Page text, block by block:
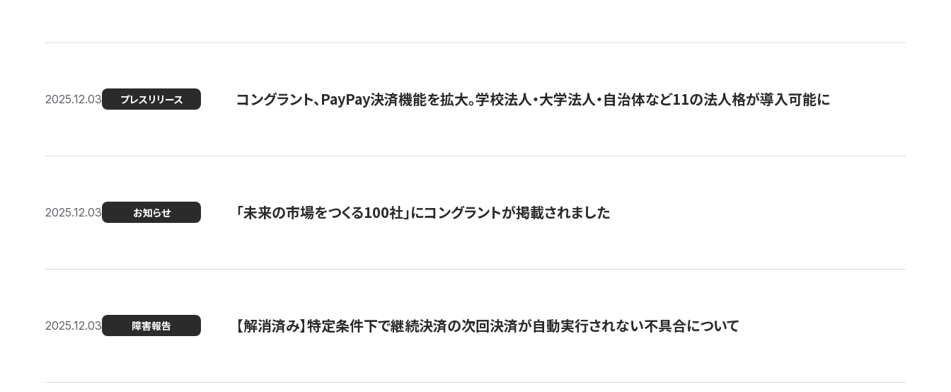
2025.12.03 プレスリリース コングラント、PayPay決済機能を拡大。学校法人・大学法人・自治体など11の法人格が導入可能に
2025.12.03 お知らせ 「未来の市場をつくる100社」にコングラントが掲載されました
2025.12.03 障害報告 【解消済み】特定条件下で継続決済の次回決済が自動実行されない不具合について